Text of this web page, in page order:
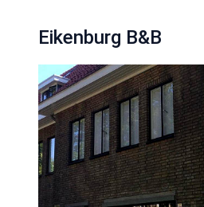
Eikenburg B&B